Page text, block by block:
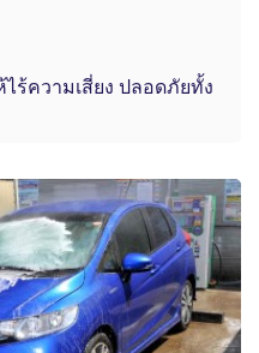
ร้ความเสี่ยง ปลอดภัยทั้ง